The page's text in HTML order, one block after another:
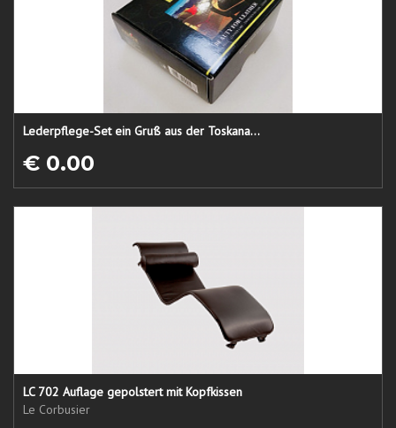
Lederpflege-Set ein Gruß aus der Toskana...
€ 0.00
LC 702 Auflage gepolstert mit Kopfkissen
Le Corbusier